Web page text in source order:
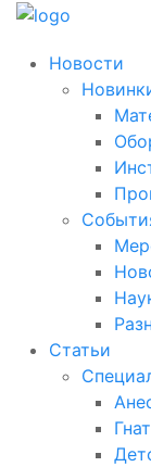
Новости
Статьи